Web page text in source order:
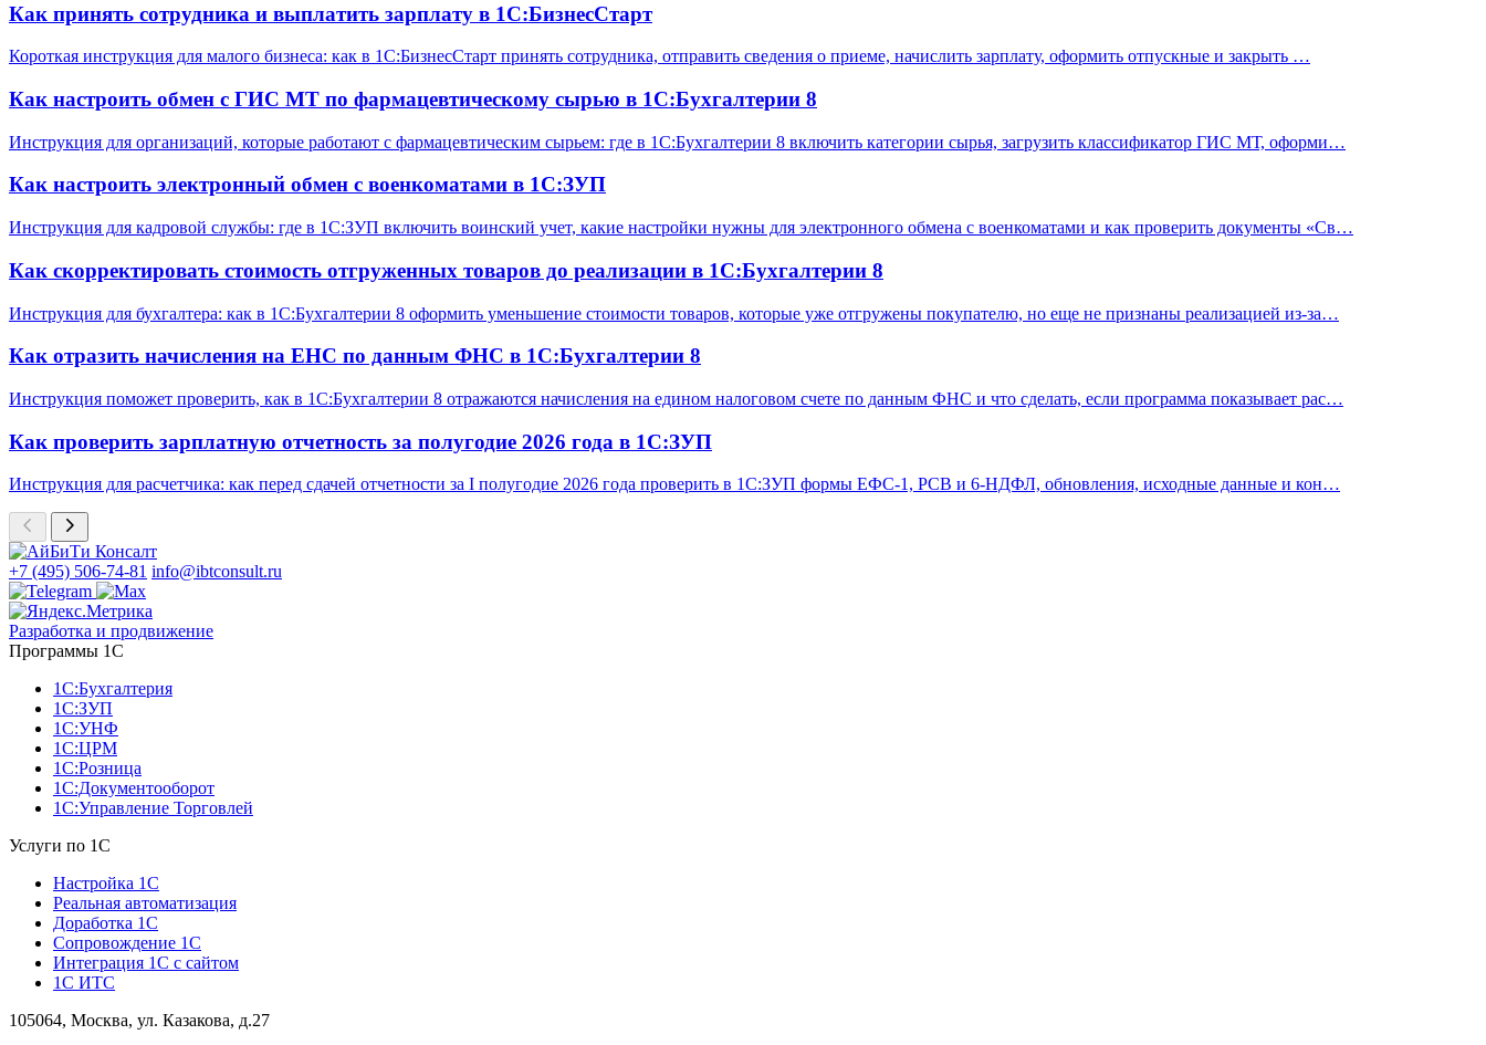
Как принять сотрудника и выплатить зарплату в 1С:БизнесСтарт
Короткая инструкция для малого бизнеса: как в 1С:БизнесСтарт принять сотрудника, отправить сведения о приеме, начислить зарплату, оформить отпускные и закрыть …
Как настроить обмен с ГИС МТ по фармацевтическому сырью в 1С:Бухгалтерии 8
Инструкция для организаций, которые работают с фармацевтическим сырьем: где в 1С:Бухгалтерии 8 включить категории сырья, загрузить классификатор ГИС МТ, оформи…
Как настроить электронный обмен с военкоматами в 1С:ЗУП
Инструкция для кадровой службы: где в 1С:ЗУП включить воинский учет, какие настройки нужны для электронного обмена с военкоматами и как проверить документы «Св…
Как скорректировать стоимость отгруженных товаров до реализации в 1С:Бухгалтерии 8
Инструкция для бухгалтера: как в 1С:Бухгалтерии 8 оформить уменьшение стоимости товаров, которые уже отгружены покупателю, но еще не признаны реализацией из-за…
Как отразить начисления на ЕНС по данным ФНС в 1С:Бухгалтерии 8
Инструкция поможет проверить, как в 1С:Бухгалтерии 8 отражаются начисления на едином налоговом счете по данным ФНС и что сделать, если программа показывает рас…
Как проверить зарплатную отчетность за полугодие 2026 года в 1С:ЗУП
Инструкция для расчетчика: как перед сдачей отчетности за I полугодие 2026 года проверить в 1С:ЗУП формы ЕФС-1, РСВ и 6-НДФЛ, обновления, исходные данные и кон…
+7 (495) 506-74-81 info@ibtconsult.ru
Разработка и продвижение
Программы 1С
1С:Бухгалтерия
1С:ЗУП
1С:УНФ
1С:ЦРМ
1С:Розница
1С:Документооборот
1С:Управление Торговлей
Услуги по 1С
Настройка 1С
Реальная автоматизация
Доработка 1С
Сопровождение 1С
Интеграция 1С с сайтом
1С ИТС
105064, Москва, ул. Казакова, д.27